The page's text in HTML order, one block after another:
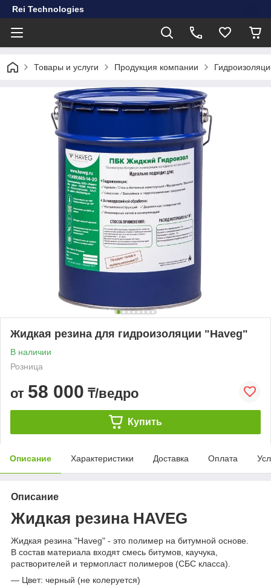
Rei Technologies
Товары и услуги Продукция компании
Жидкая резина для гидроизоляции "Haveg"
В наличии
Розница
от 58 000 ₸/ведро
Купить
Описание Характеристики Доставка Оплата
Описание
Жидкая резина HAVEG
Жидкая резина "Haveg" - это полимер на битумной основе.
В состав материала входят смесь битумов, каучука,
растворителей и термопласт полимеров (СБС класса).
— Цвет: черный (не колеруется)